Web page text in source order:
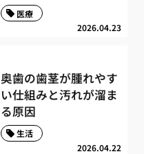
2026.04.23
医療
奥歯の歯茎が腫れやす
い仕組みと汚れが溜ま
る原因
2026.04.22
生活